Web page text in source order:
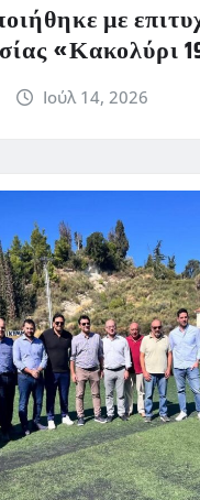
με
«Κακολύρι
Ιούλ 14, 2026